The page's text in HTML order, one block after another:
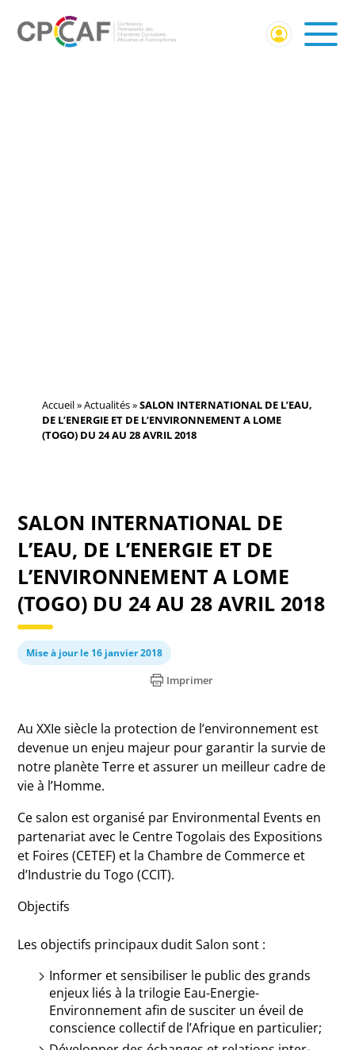
Accueil»Actualités»SALON INTERNATIONAL DE L’EAU,
DE L’ENERGIE ET DE L’ENVIRONNEMENT A LOME
(TOGO) DU 24 AU 28 AVRIL 2018
SALON INTERNATIONAL DE
L’EAU, DE L’ENERGIE ET DE
L’ENVIRONNEMENT A LOME
(TOGO) DU 24 AU 28 AVRIL 2018
Mise à jour le 16 janvier 2018
Imprimer
Au XXIe siècle la protection de l’environnement est
devenue un enjeu majeur pour garantir la survie de
notre planète Terre et assurer un meilleur cadre de
vie à l’Homme.
Ce salon est organisé par Environmental Events en
partenariat avec le Centre Togolais des Expositions
et Foires (CETEF) et la Chambre de Commerce et
d’Industrie du Togo (CCIT).
Objectifs
Les objectifs principaux dudit Salon sont :
Informer et sensibiliser le public des grands
enjeux liés à la trilogie Eau-Energie-
Environnement afin de susciter un éveil de
conscience collectif de l’Afrique en particulier;